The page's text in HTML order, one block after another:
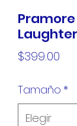
Laughter
$399.00
Tamaño *